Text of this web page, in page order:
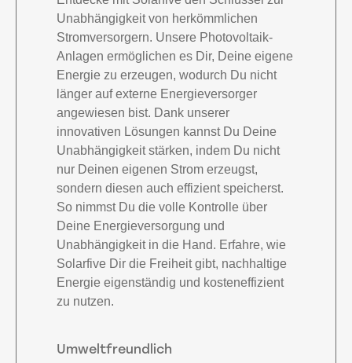
Unabhängigkeit von herkömmlichen
Stromversorgern. Unsere Photovoltaik-
Anlagen ermöglichen es Dir, Deine eigene
Energie zu erzeugen, wodurch Du nicht
länger auf externe Energieversorger
angewiesen bist. Dank unserer
innovativen Lösungen kannst Du Deine
Unabhängigkeit stärken, indem Du nicht
nur Deinen eigenen Strom erzeugst,
sondern diesen auch effizient speicherst.
So nimmst Du die volle Kontrolle über
Deine Energieversorgung und
Unabhängigkeit in die Hand. Erfahre, wie
Solarfive Dir die Freiheit gibt, nachhaltige
Energie eigenständig und kosteneffizient
zu nutzen.
Umweltfreundlich